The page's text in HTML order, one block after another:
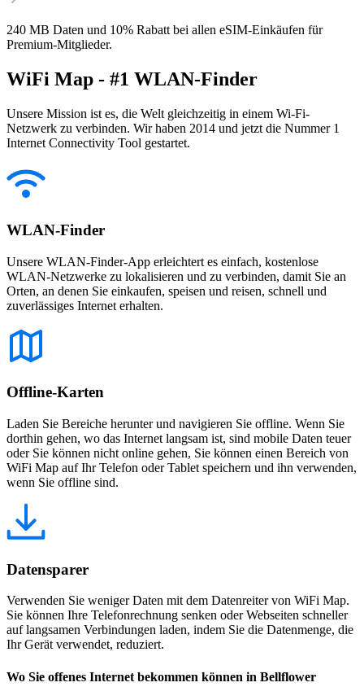
240 MB Daten und 10% Rabatt bei allen eSIM-Einkäufen für
Premium-Mitglieder.
WiFi Map - #1 WLAN-Finder
Unsere Mission ist es, die Welt gleichzeitig in einem Wi-Fi-
Netzwerk zu verbinden. Wir haben 2014 und jetzt die Nummer 1
Internet Connectivity Tool gestartet.
WLAN-Finder
Unsere WLAN-Finder-App erleichtert es einfach, kostenlose
WLAN-Netzwerke zu lokalisieren und zu verbinden, damit Sie an
Orten, an denen Sie einkaufen, speisen und reisen, schnell und
zuverlässiges Internet erhalten.
Offline-Karten
Laden Sie Bereiche herunter und navigieren Sie offline. Wenn Sie
dorthin gehen, wo das Internet langsam ist, sind mobile Daten teuer
oder Sie können nicht online gehen, Sie können einen Bereich von
WiFi Map auf Ihr Telefon oder Tablet speichern und ihn verwenden,
wenn Sie offline sind.
Datensparer
Verwenden Sie weniger Daten mit dem Datenreiter von WiFi Map.
Sie können Ihre Telefonrechnung senken oder Webseiten schneller
auf langsamen Verbindungen laden, indem Sie die Datenmenge, die
Ihr Gerät verwendet, reduziert.
Wo Sie offenes Internet bekommen können in Bellflower